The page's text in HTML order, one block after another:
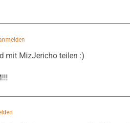
mit MizJericho teilen :)